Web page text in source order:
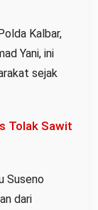
Kalbar,
Yani, ini
sejak
Tolak Sawit
Suseno
dari